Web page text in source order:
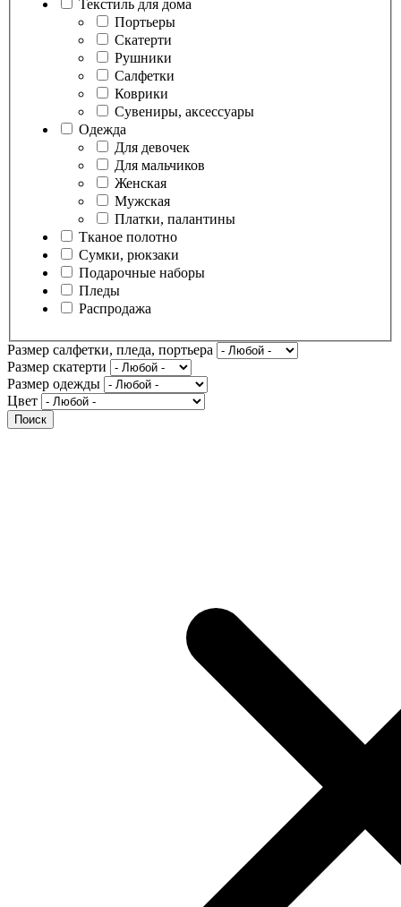
Текстиль для дома
Портьеры
Скатерти
Рушники
Салфетки
Коврики
Сувениры, аксессуары
Одежда
Для девочек
Для мальчиков
Женская
Мужская
Платки, палантины
Тканое полотно
Сумки, рюкзаки
Подарочные наборы
Пледы
Распродажа
Размер салфетки, пледа, портьера
Размер скатерти
Размер одежды
Цвет
Поиск